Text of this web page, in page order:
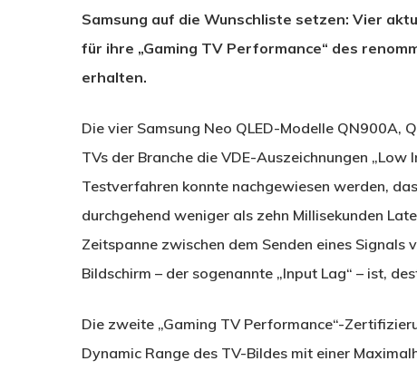
Samsung auf die Wunschliste setzen: Vier
für ihre „Gaming TV Performance“ des
erhalten.
Die vier Samsung Neo QLED-Modelle QN900A,
TVs der Branche die VDE-Auszeichnungen „Low
Testverfahren konnte nachgewiesen werden,
durchgehend weniger als zehn Millisekunden
Zeitspanne zwischen dem Senden eines
Bildschirm – der sogenannte „Input Lag“ – ist,
Die zweite „Gaming TV Performance“-
Dynamic Range des TV-Bildes mit einer